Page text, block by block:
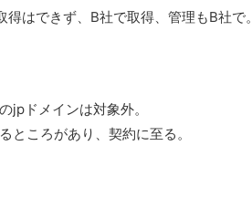
はできず、B社で取得、管理もB社で。
jpドメインは対象外。
ころがあり、契約に至る。